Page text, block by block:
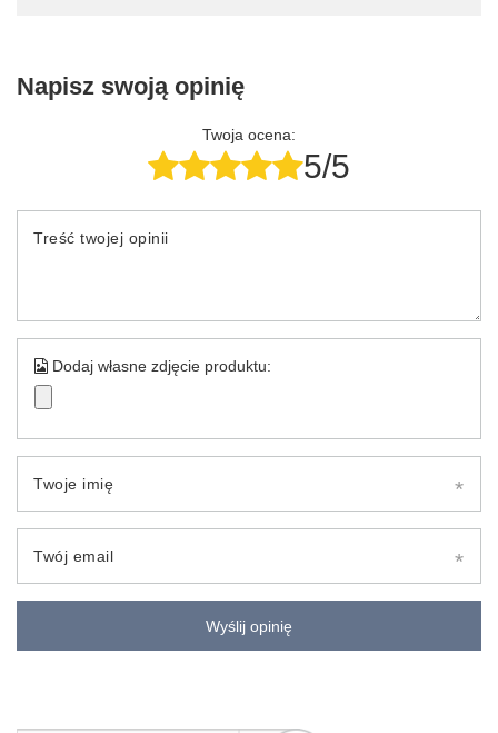
Napisz swoją opinię
Twoja ocena:
5/5
Treść twojej opinii
Dodaj własne zdjęcie produktu:
Twoje imię
Twój email
Wyślij opinię